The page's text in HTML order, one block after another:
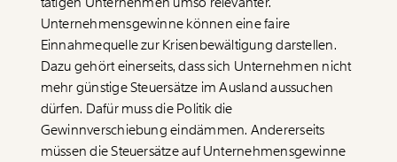
WEITER
1/3
Unternehmensgewinne können eine faire
Einnahmequelle zur Krisenbewältigung darstellen.
Dazu gehört einerseits, dass sich Unternehmen nicht
mehr günstige Steuersätze im Ausland aussuchen
dürfen. Dafür muss die Politik die
Gewinnverschiebung eindämmen. Andererseits
müssen die Steuersätze auf Unternehmensgewinne